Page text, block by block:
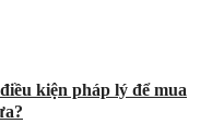
kiện pháp lý để mua